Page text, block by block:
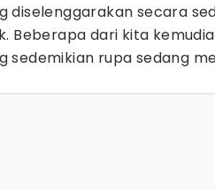
diselenggarakan secara
Beberapa dari kita
sedemikian rupa sedang